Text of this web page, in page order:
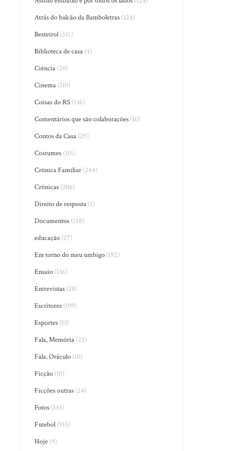
Atrás do balcão da Bamboletras (124)
Besteirol (315)
Biblioteca de casa (4)
Ciência (20)
Cinema (310)
Coisas do RS (136)
Comentários que são colaborações (10)
Contos da Casa (29)
Costumes (115)
Crônica Familiar (244)
Crônicas (206)
Direito de resposta (1)
Documentos (158)
educação (27)
Em torno do meu umbigo (192)
Ensaio (136)
Entrevistas (28)
Escritores (199)
Esportes (13)
Fala, Memória (22)
Fala, Oráculo (10)
Ficção (10)
Ficções outras (24)
Fotos (145)
Futebol (915)
Hoje (9)